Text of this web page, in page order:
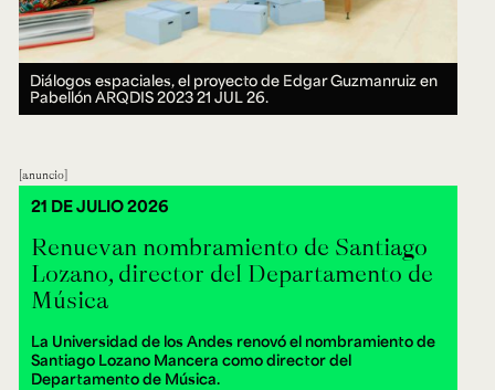
Diálogos espaciales, el proyecto de Edgar Guzmanruiz en
Pabellón ARQDIS 202321 JUL 26.
anuncio
Renuevan nombramiento de Santiago
Lozano, director del Departamento de
Música
La Universidad de los Andes renovó el nombramiento de
Santiago Lozano Mancera como director del
Departamento de Música.
21 DE JULIO 2026